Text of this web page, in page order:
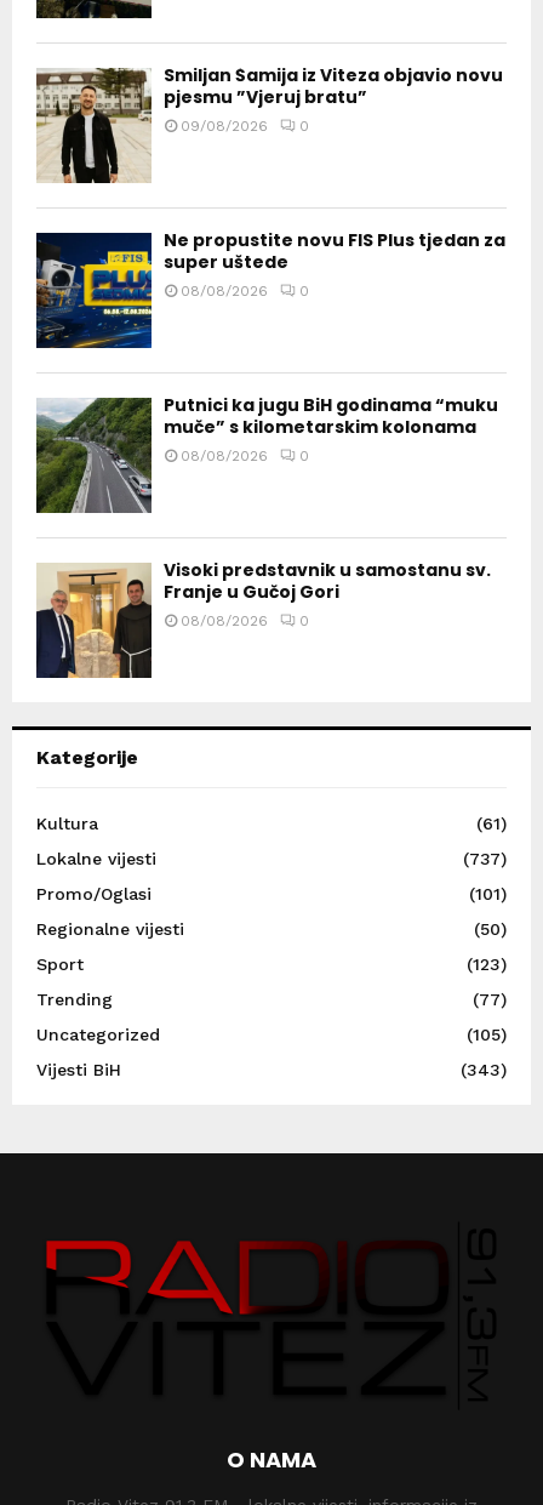
Smiljan Šamija iz Viteza objavio novu
pjesmu ”Vjeruj bratu”
09/08/2026 0
Ne propustite novu FIS Plus tjedan za
super uštede
08/08/2026 0
Putnici ka jugu BiH godinama “muku
muče” s kilometarskim kolonama
08/08/2026 0
Visoki predstavnik u samostanu sv.
Franje u Gučoj Gori
08/08/2026 0
Kategorije
Kultura
(61)
Lokalne vijesti
(737)
Promo/Oglasi
(101)
Regionalne vijesti
(50)
Sport
(123)
Trending
(77)
Uncategorized
(105)
Vijesti BiH
(343)
O NAMA